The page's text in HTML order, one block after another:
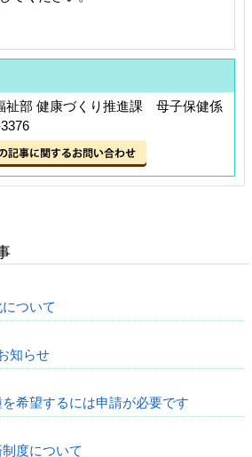
祉部 健康づくり推進課 母子保健係
ついて
知らせ
を希望するには申請が必要です
度について